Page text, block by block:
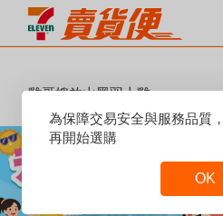
雞哥嫂放山黑羽土雞
Reset
Focus
為保障交易安全與服務品質
再開始選購
OK